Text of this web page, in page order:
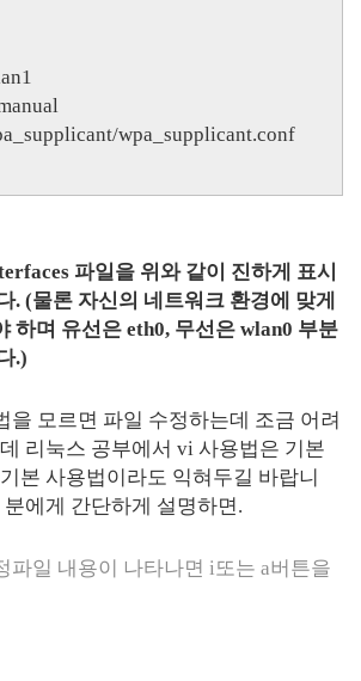
wpa_supplicant.conf
파일을 위와 같이 진하게 표시
. (물론 자신의 네트워크 환경에 맞게
하며 유선은 eth0, 무선은 wlan0 부분
.)
을 모르면 파일 수정하는데 조금 어려
리눅스 공부에서 vi 사용법은 기본
본 사용법이라도 익혀두길 바랍니
에게 간단하게 설명하면.
파일 내용이 나타나면 i또는 a버튼을